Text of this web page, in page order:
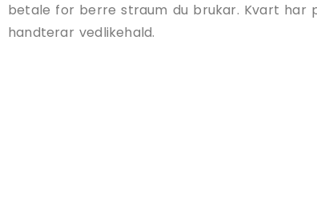
betale for berre straum du brukar. Kvart har
handterar vedlikehald.